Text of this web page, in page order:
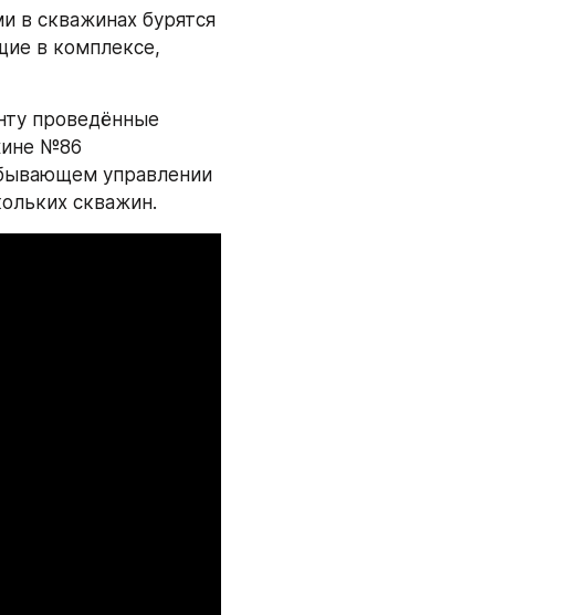
в скважинах бурятся
в комплексе,
проведённые
№86
управлении
скважин.